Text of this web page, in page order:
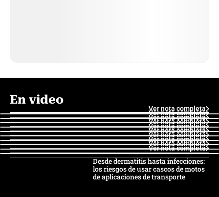
En video
Ver nota completa
Ver nota completa
Ver nota completa
Ver nota completa
Ver nota completa
Ver nota completa
Ver nota completa
Ver nota completa
Ver nota completa
Ver nota completa
Desde dermatitis hasta infecciones:
los riesgos de usar cascos de motos
de aplicaciones de transporte